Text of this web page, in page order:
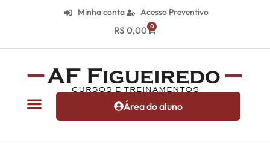
Minha conta Acesso Preventivo
R$ 0,00 0
Área do aluno